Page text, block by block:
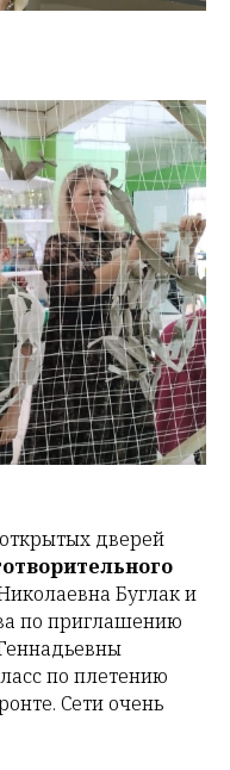
дверей
Буглаки
по приглашению
по плетению
Сети очень